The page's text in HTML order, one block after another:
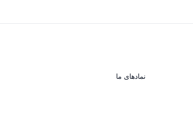
نماد‌های ما